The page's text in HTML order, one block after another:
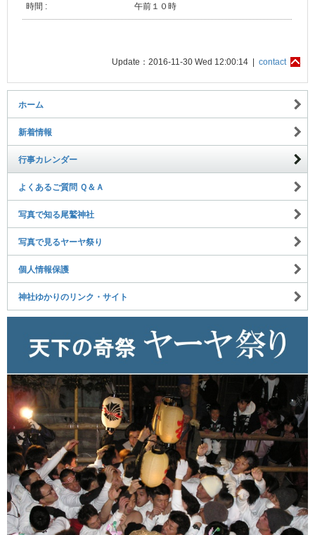
時間 : 午前１０時
Update：2016-11-30 Wed 12:00:14 | contact
ホーム
新着情報
行事カレンダー
よくあるご質問 Ｑ＆Ａ
写真で知る尾鷲神社
写真で見るヤーヤ祭り
個人情報保護
神社ゆかりのリンク・サイト